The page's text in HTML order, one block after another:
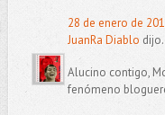
28 de enero de
JuanRa Diablo
Alucino contigo,
fenómeno